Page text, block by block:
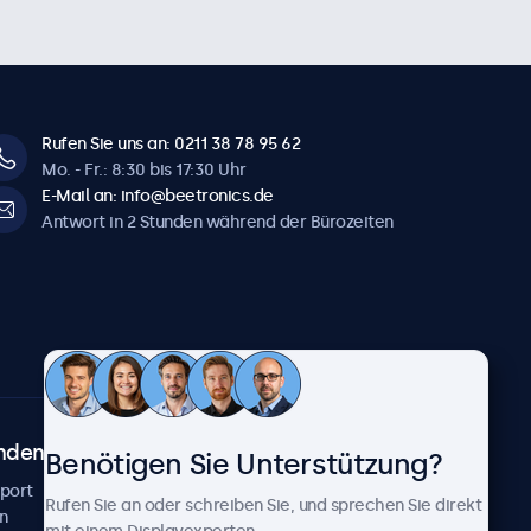
Rufen Sie uns an: 0211 38 78 95 62
Mo. - Fr.: 8:30 bis 17:30 Uhr
E-Mail an: info@beetronics.de
Antwort in 2 Stunden während der Bürozeiten
Über Beetronics
Neuigkeiten und Updates
Benötigen Sie Unterstützung?
Rufen Sie an oder schreiben Sie, und sprechen Sie direkt